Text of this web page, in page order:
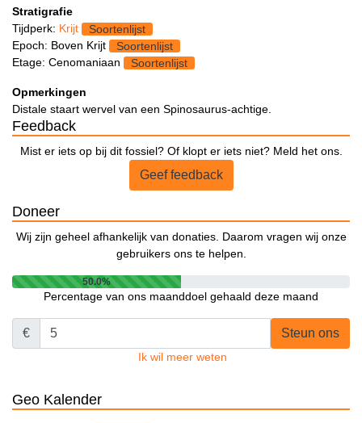
Stratigrafie
Tijdperk: Krijt
Soortenlijst
Epoch: Boven Krijt
Soortenlijst
Etage: Cenomaniaan
Soortenlijst
Opmerkingen
Distale staart wervel van een Spinosaurus-achtige.
Feedback
Mist er iets op bij dit fossiel? Of klopt er iets niet? Meld het ons.
Geef feedback
Doneer
Wij zijn geheel afhankelijk van donaties. Daarom vragen wij onze
gebruikers ons te helpen.
50.0%
Percentage van ons maanddoel gehaald deze maand
€ Steun ons
Ik wil meer weten
Geo Kalender